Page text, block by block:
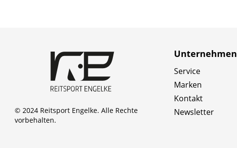
© 2024 Reitsport Engelke. Alle Rechte
vorbehalten.
Unternehmen
Service
Marken
Kontakt
Newsletter